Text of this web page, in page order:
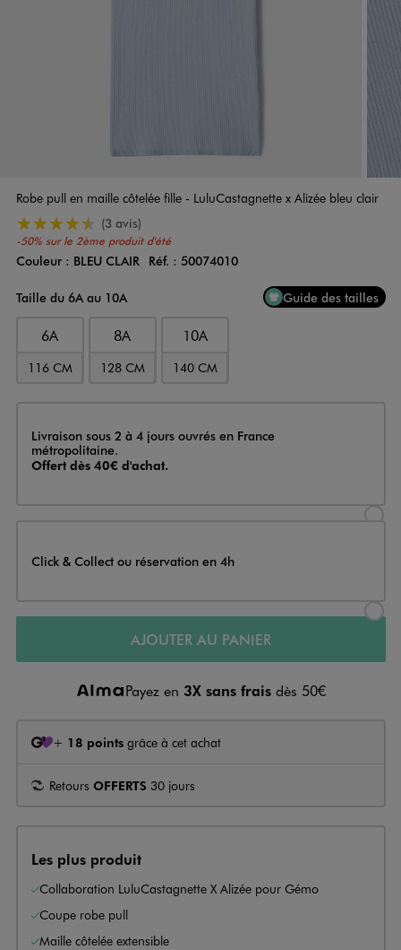
Robe pull en maille côtelée fille - LuluCastagnette x Alizée bleu clair
-50% sur le 2ème produit d'été
4.5/5 de moyenne
(3 avis)
Couleur
Couleur : BLEU CLAIR Réf. : 50074010
Taille du 6A au 10A
Guide des tailles
6A
116 CM
8A
128 CM
10A
140 CM
Livraison
Livraison sous 2 à 4 jours ouvrés en France
métropolitaine.
Offert dès 40€ d'achat.
Click & Collect ou réservation en 4h
AJOUTER AU PANIER
Payez en 3X sans frais dès 50€
+ 18 points grâce à cet achat
Retours OFFERTS 30 jours
Les plus produit
Collaboration LuluCastagnette X Alizée pour Gémo
Coupe robe pull
Maille côtelée extensible